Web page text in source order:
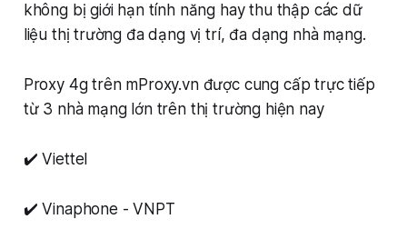
không bị giới hạn tính năng hay thu thập các dữ
liệu thị trường đa dạng vị trí, đa dạng nhà mạng.
Proxy 4g trên mProxy.vn được cung cấp trực tiếp
từ 3 nhà mạng lớn trên thị trường hiện nay
✔️ Viettel
✔️ Vinaphone - VNPT